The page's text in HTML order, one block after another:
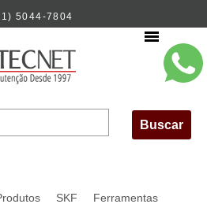
5044-7804
Menu
Buscar
SKF
Ferramentas